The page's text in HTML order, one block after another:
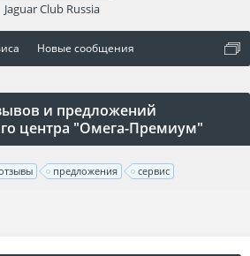
Новые сообщения
и предложений
центра "Омега-Премиум"
предложения сервис
Jaguar Club Russia
оват